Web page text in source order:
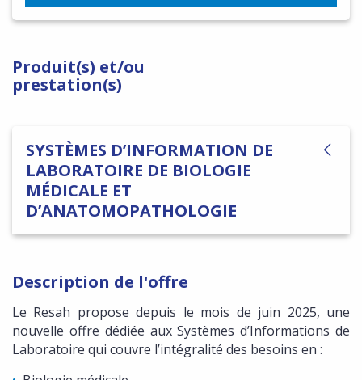
Produit(s) et/ou
prestation(s)
SYSTÈMES D’INFORMATION DE
LABORATOIRE DE BIOLOGIE
MÉDICALE ET
D’ANATOMOPATHOLOGIE
Description de l'offre
Le Resah propose depuis le mois de juin 2025, une
nouvelle offre dédiée aux Systèmes d’Informations de
Laboratoire qui couvre l’intégralité des besoins en :